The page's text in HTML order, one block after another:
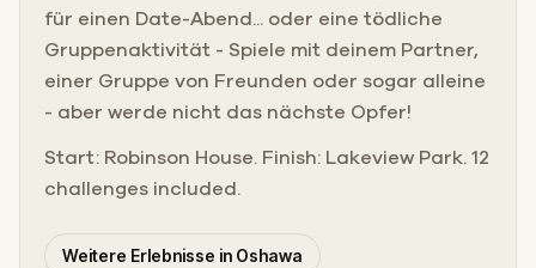
für einen Date-Abend... oder eine tödliche
Gruppenaktivität - Spiele mit deinem Partner,
einer Gruppe von Freunden oder sogar alleine
- aber werde nicht das nächste Opfer!
Start: Robinson House. Finish: Lakeview Park. 12
challenges included.
Weitere Erlebnisse in Oshawa